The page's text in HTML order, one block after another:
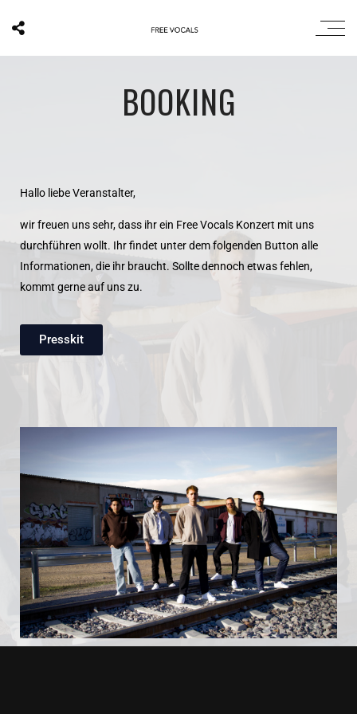
BOOKING
Hallo liebe Veranstalter,
wir freuen uns sehr, dass ihr ein Free Vocals Konzert mit uns
durchführen wollt. Ihr findet unter dem folgenden Button alle
Informationen, die ihr braucht. Sollte dennoch etwas fehlen,
kommt gerne auf uns zu.
Presskit